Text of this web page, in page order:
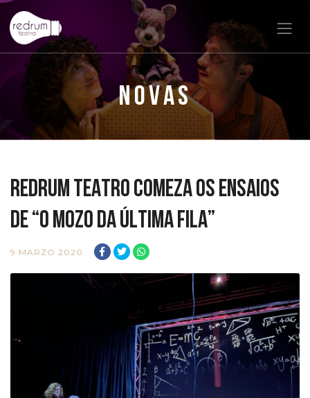
Novas
RedRum Teatro comeza os ensaios
de “O Mozo da Última Fila”
9 MARZO 2020